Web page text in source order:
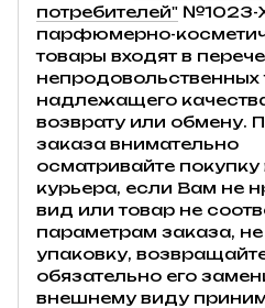
потребителей" №1023-
парфюмерно-
товары входят в
непродовольственных
надлежащего
возврату или обмену.
заказа внимательно
осматривайте покупку
курьера, если Вам не
вид или товар не
параметрам заказа,
упаковку,
обязательно его
внешнему виду